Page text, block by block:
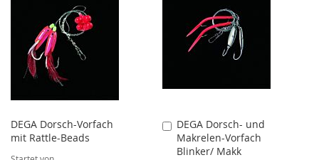
DEGA Dorsch-Vorfach
mit Rattle-Beads
DEGA Dorsch- und
Makrelen-Vorfach
Blinker/ Makk
In
den
Warenkorb